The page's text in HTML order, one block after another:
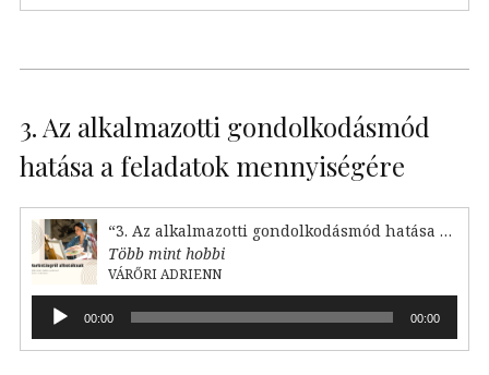
3. Az alkalmazotti gondolkodásmód
hatása a feladatok mennyiségére
“3. Az alkalmazotti gondolkodásmód hatása a feladataink mennyiségére”
Több mint hobbi
VÁRŐRI ADRIENN
Audió
lejátszó00:00 00:00